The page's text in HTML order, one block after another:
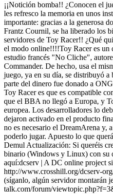
¡¡Notición bomba!! ¿Conocen el
les refresco la memoria en unos
importante: gracias a la generosa
Frantz Cournil, se ha liberado los
servidores de Toy Racer!! ¿Qué
el modo online!!!!Toy Racer es un
estudio francés "No Cliche",
Commander. De hecho, usa el
juego, ya en su día, se distribuyó a
parte del dinero fue donado a
Toy Racer es que es compatible
que el BBA no llegó a Europa, y
europea. Los desarrolladores lo
dejaron activado en el producto
no es necesario el DreamArena y,
poderlo jugar. Apuesto lo que
Demul Actualización: Si queréis
binario (Windows y Linux) con su
aquí:dcserv | A DC online project
http://www.crosshill.org/dcserv-
(síganlo, algún servidor montarán
talk.com/forum/